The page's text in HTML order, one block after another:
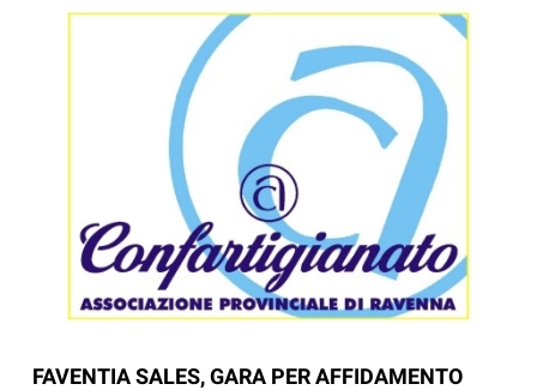
FAVENTIA SALES, GARA PER AFFIDAMENTO